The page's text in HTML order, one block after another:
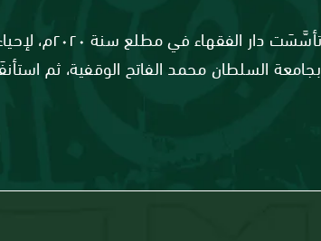
تأسَّسَت دار
بجامعة السلطان محمد الفاتح الوقفية، ثم